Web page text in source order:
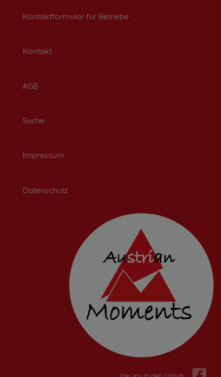
Kontaktformular für Betriebe
Kontakt
AGB
Suche
Impressum
Datenschutz